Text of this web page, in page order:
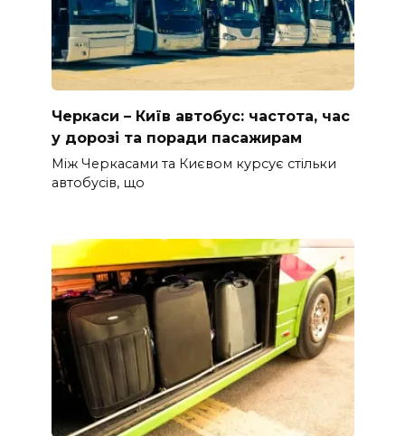
Черкаси – Київ автобус: частота, час
у дорозі та поради пасажирам
Між Черкасами та Києвом курсує стільки
автобусів, що